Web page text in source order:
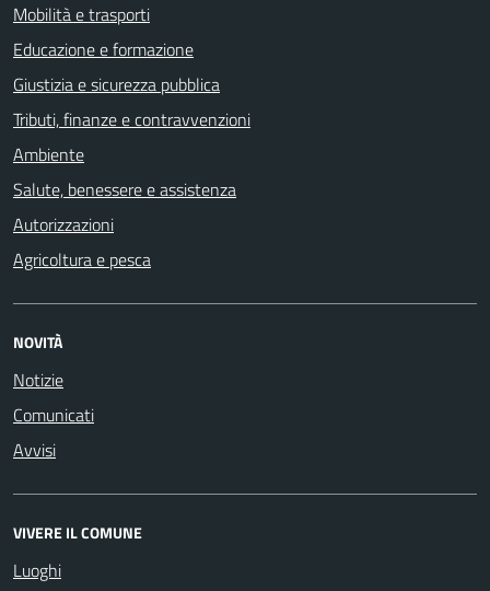
Mobilità e trasporti
Educazione e formazione
Giustizia e sicurezza pubblica
Tributi, finanze e contravvenzioni
Ambiente
Salute, benessere e assistenza
Autorizzazioni
Agricoltura e pesca
NOVITÀ
Notizie
Comunicati
Avvisi
VIVERE IL COMUNE
Luoghi